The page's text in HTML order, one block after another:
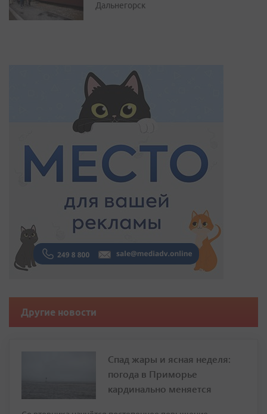
Дальнегорск
Другие новости
Спад жары и ясная неделя:
погода в Приморье
кардинально меняется